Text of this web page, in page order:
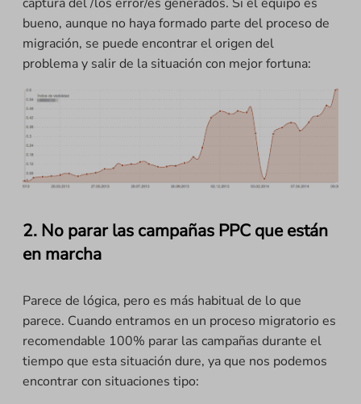
bueno, aunque no haya formado parte del proceso de
migración, se puede encontrar el origen del
problema y salir de la situación con mejor fortuna:
2. No parar las campañas PPC que están
en marcha
Parece de lógica, pero es más habitual de lo que
parece. Cuando entramos en un proceso migratorio es
recomendable 100% parar las campañas durante el
tiempo que esta situación dure, ya que nos podemos
encontrar con situaciones tipo: